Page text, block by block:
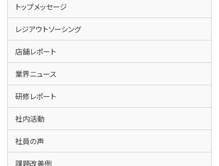
トップメッセージ
レジアウトソーシング
店舗レポート
業界ニュース
研修レポート
社内活動
社員の声
課題改善例